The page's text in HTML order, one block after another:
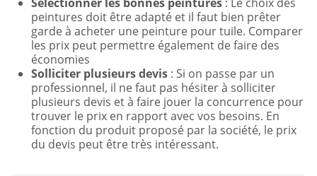
peintures doit être adapté et il faut bien prêter
garde à acheter une peinture pour tuile. Comparer
les prix peut permettre également de faire des
économies
Solliciter plusieurs devis : Si on passe par un
professionnel, il ne faut pas hésiter à solliciter
plusieurs devis et à faire jouer la concurrence pour
trouver le prix en rapport avec vos besoins. En
fonction du produit proposé par la société, le prix
du devis peut être très intéressant.